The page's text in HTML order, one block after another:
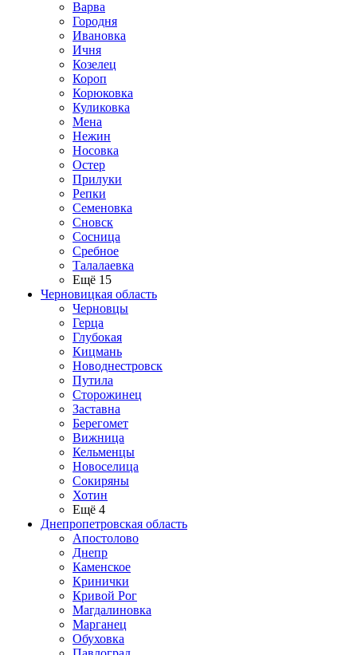
Варва
Городня
Ивановка
Ичня
Козелец
Короп
Корюковка
Куликовка
Мена
Нежин
Носовка
Остер
Прилуки
Репки
Семеновка
Сновск
Сосница
Сребное
Талалаевка
Ещё 15
Черновицкая область
Черновцы
Герца
Глубокая
Кицмань
Новоднестровск
Путила
Сторожинец
Заставна
Берегомет
Вижница
Кельменцы
Новоселица
Сокиряны
Хотин
Ещё 4
Днепропетровская область
Апостолово
Днепр
Каменское
Кринички
Кривой Рог
Магдалиновка
Марганец
Обуховка